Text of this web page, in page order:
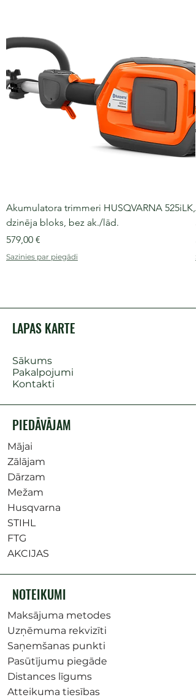
Akumulatora trimmeri HUSQVARNA 525iLK,
dzinēja bloks, bez ak./lād.
Cena
579,00 €
Sazinies par piegādi
LAPAS KARTE
Sākums
Pakalpojumi
Kontakti
PIEDĀVĀJAM
Mājai
Zālājam
Dārzam
Mežam
Husqvarna
STIHL
FTG
AKCIJAS
NOTEIKUMI
Maksājuma metodes
Uzņēmuma rekvizīti
Saņemšanas punkti
Pasūtījumu piegāde
Distances līgums
Atteikuma tiesības